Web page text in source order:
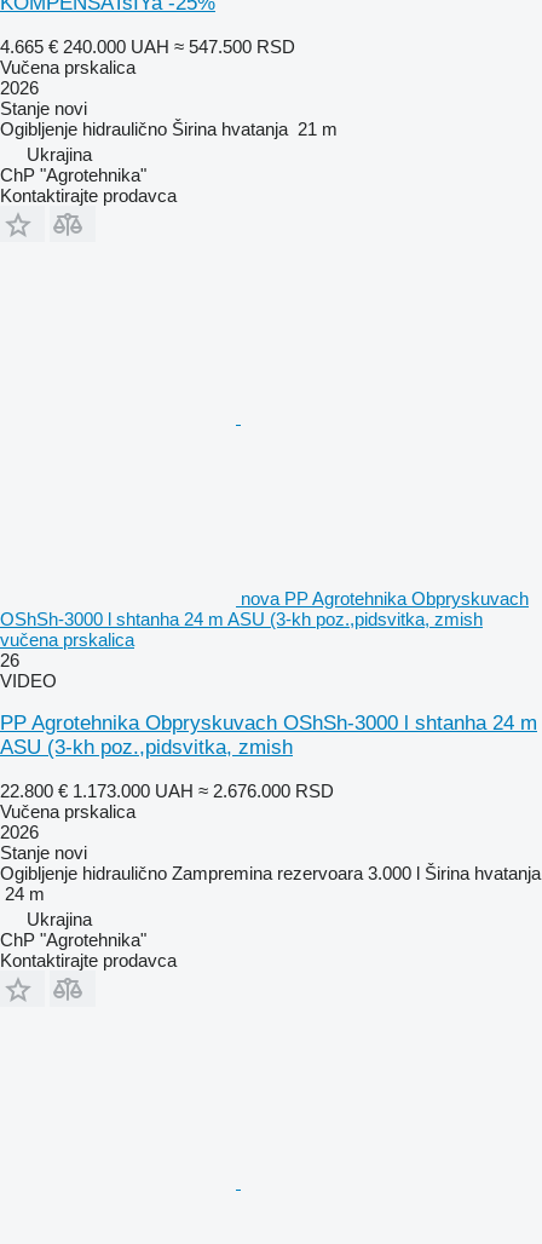
4.665 € 240.000 UAH ≈ 547.500 RSD
Vučena prskalica
2026
Stanje novi
Ogibljenje hidraulično Širina hvatanja 21 m
Ukrajina
ChP "Agrotehnika"
Kontaktirajte prodavca
nova PP Agrotehnika Obpryskuvach
OShSh-3000 l shtanha 24 m ASU (3-kh poz.,pidsvitka, zmish
vučena prskalica
26
VIDEO
PP Agrotehnika Obpryskuvach OShSh-3000 l shtanha 24 m
ASU (3-kh poz.,pidsvitka, zmish
22.800 € 1.173.000 UAH ≈ 2.676.000 RSD
Vučena prskalica
2026
Stanje novi
Ogibljenje hidraulično Zampremina rezervoara 3.000 l Širina hvatanja
24 m
Ukrajina
ChP "Agrotehnika"
Kontaktirajte prodavca